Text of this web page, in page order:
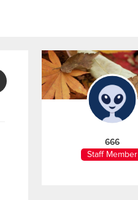
666
Staff Member